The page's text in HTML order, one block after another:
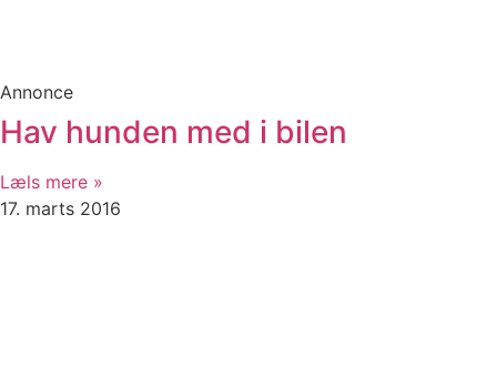
Annonce
Hav hunden med i bilen
Læls mere »
17. marts 2016